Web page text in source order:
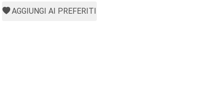
AGGIUNGI AI PREFERITI